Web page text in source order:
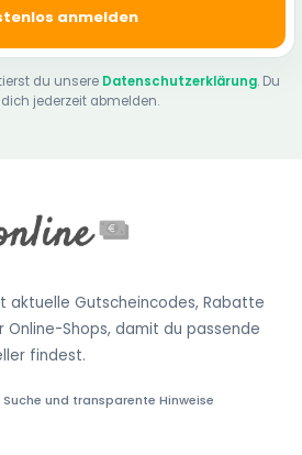
anmelden
du unsere Datenschutzerklärung. Du
jederzeit abmelden.
aktuelle Gutscheincodes, Rabatte
Shops, damit du passende
findest.
und transparente Hinweise